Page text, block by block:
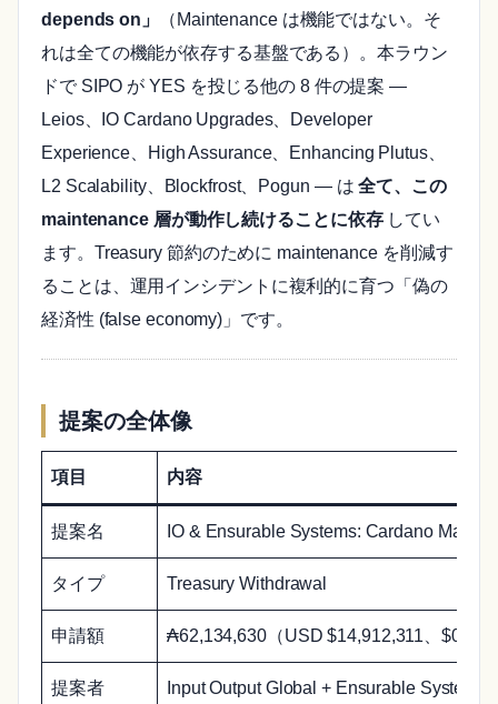
depends on」
（Maintenance は機能ではない。そ
れは全ての機能が依存する基盤である）。本ラウン
ドで SIPO が YES を投じる他の 8 件の提案 —
Leios、IO Cardano Upgrades、Developer
Experience、High Assurance、Enhancing Plutus、
L2 Scalability、Blockfrost、Pogun — は全て、この
maintenance 層が動作し続けることに依存してい
ます。Treasury 節約のために maintenance を削減す
ることは、運用インシデントに複利的に育つ「偽の
経済性 (false economy)」です。
提案の全体像
項目 内容
提案名 IO & Ensurable Systems: Cardano
タイプ Treasury Withdrawal
申請額 ₳62,134,630（USD $14,912,311、$0.24/
提案者 Input Output Global + Ensurable Systems